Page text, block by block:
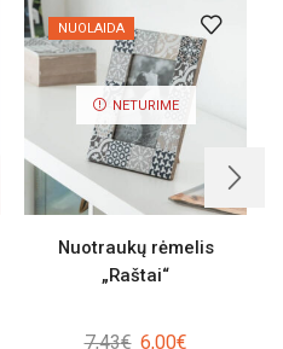
NUOLAIDA
NETURIME
Nuotraukų rėmelis
„Raštai“
7,43€ Original
6,00€Current